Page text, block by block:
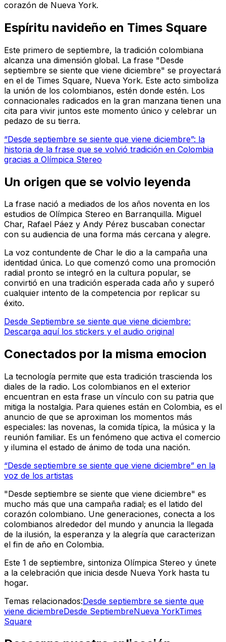
corazón de Nueva York.
Espíritu navideño en Times Square
Este primero de septiembre, la tradición colombiana
alcanza una dimensión global. La frase "Desde
septiembre se siente que viene diciembre" se proyectará
en el de Times Square, Nueva York. Este acto simboliza
la unión de los colombianos, estén donde estén. Los
connacionales radicados en la gran manzana tienen una
cita para vivir juntos este momento único y celebrar un
pedazo de su tierra.
“Desde septiembre se siente que viene diciembre”: la
historia de la frase que se volvió tradición en Colombia
gracias a Olímpica Stereo
Un origen que se volvio leyenda
La frase nació a mediados de los años noventa en los
estudios de Olímpica Stereo en Barranquilla. Miguel
Char, Rafael Páez y Andy Pérez buscaban conectar
con su audiencia de una forma más cercana y alegre.
La voz contundente de Char le dio a la campaña una
identidad única. Lo que comenzó como una promoción
radial pronto se integró en la cultura popular, se
convirtió en una tradición esperada cada año y superó
cualquier intento de la competencia por replicar su
éxito.
Desde Septiembre se siente que viene diciembre:
Descarga aquí los stickers y el audio original
Conectados por la misma emocion
La tecnología permite que esta tradición trascienda los
diales de la radio. Los colombianos en el exterior
encuentran en esta frase un vínculo con su patria que
mitiga la nostalgia. Para quienes están en Colombia, es el
anuncio de que se aproximan los momentos más
especiales: las novenas, la comida típica, la música y la
reunión familiar. Es un fenómeno que activa el comercio
y ilumina el estado de ánimo de toda una nación.
“Desde septiembre se siente que viene diciembre” en la
voz de los artistas
"Desde septiembre se siente que viene diciembre" es
mucho más que una campaña radial; es el latido del
corazón colombiano. Une generaciones, conecta a los
colombianos alrededor del mundo y anuncia la llegada
de la ilusión, la esperanza y la alegría que caracterizan
el fin de año en Colombia.
Este 1 de septiembre, sintoniza Olímpica Stereo y únete
a la celebración que inicia desde Nueva York hasta tu
hogar.
Temas relacionados:Desde septiembre se siente que
viene diciembreDesde SeptiembreNueva YorkTimes
Square